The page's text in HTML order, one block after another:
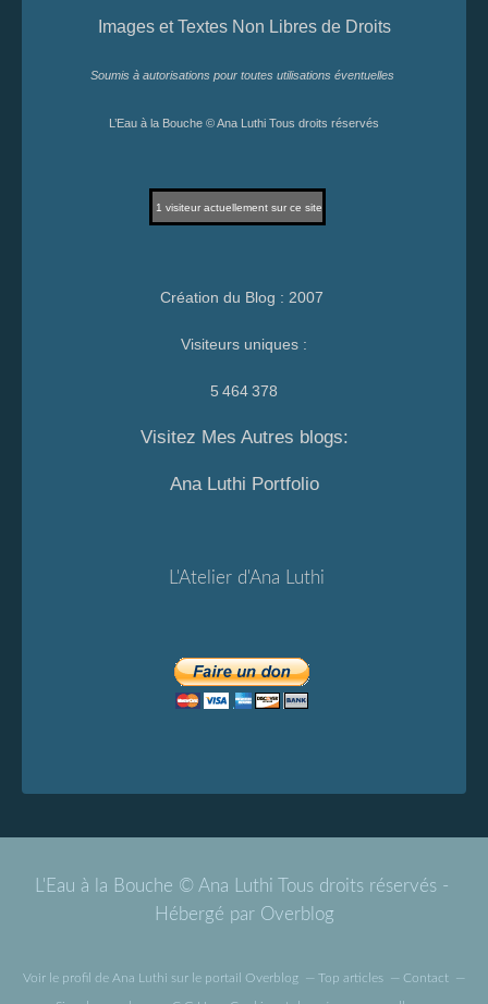
Images et Textes Non Libres de Droits
Soumis à autorisations pour toutes utilisations éventuelles
L’Eau à la Bouche © Ana Luthi Tous droits réservés
1 visiteur actuellement sur ce site
Création du Blog : 2007
Visiteurs uniques :
5 464 378
Visitez Mes Autres blogs:
Ana Luthi Portfolio
L'Atelier d'Ana Luthi
L'Eau à la Bouche © Ana Luthi Tous droits réservés -
Hébergé par Overblog
Voir le profil de Ana Luthi sur le portail Overblog Top articles Contact